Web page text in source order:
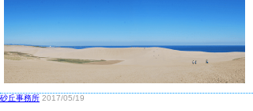
砂丘事務所 2017/05/19